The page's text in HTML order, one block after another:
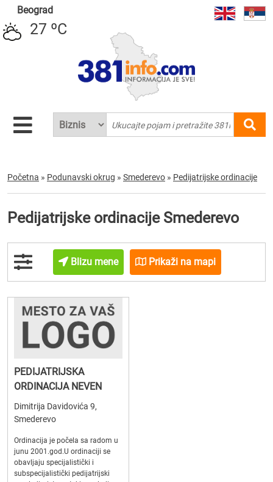
Beograd
27 ºC
Početna » Podunavski okrug » Smederevo » Pedijatrijske ordinacije
Pedijatrijske ordinacije Smederevo
Blizu mene Prikaži na mapi
PEDIJATRIJSKA
ORDINACIJA NEVEN
Dimitrija Davidovića 9,
Smederevo
Ordinacija je počela sa radom u
junu 2001.god.U ordinaciji se
obavljaju specijalistički i
subspecijalistički pedijatrijski